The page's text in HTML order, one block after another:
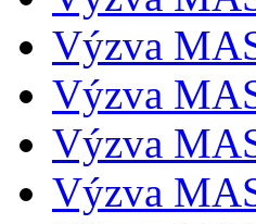
Výzva
Výzva
Výzva
Výzva